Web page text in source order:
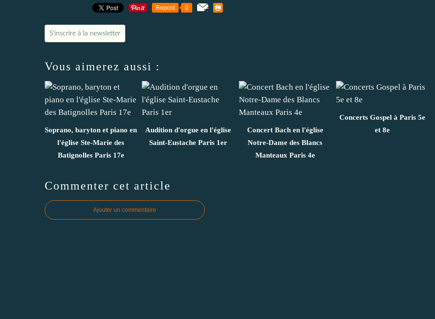
Repost 0
S'inscrire à la newsletter
Vous aimerez aussi :
Soprano, baryton et piano en
l'église Ste-Marie des
Batignolles Paris 17e
Audition d'orgue en l'église
Saint-Eustache Paris 1er
Concert Bach en l'église
Notre-Dame des Blancs
Manteaux Paris 4e
Concerts Gospel à Paris 5e
et 8e
Commenter cet article
Ajouter un commentaire